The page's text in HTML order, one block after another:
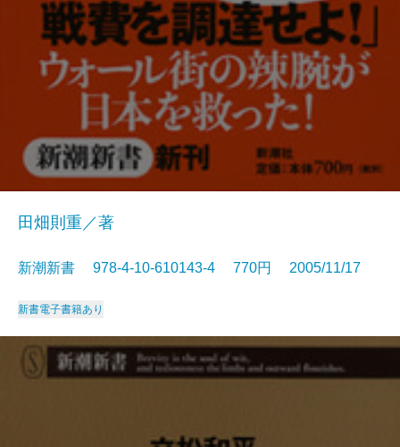
田畑則重／著
新潮新書 978-4-10-610143-4 770円 2005/11/17
新書電子書籍あり